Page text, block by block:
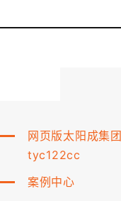
网页版太阳成集团
tyc122cc
案例中心